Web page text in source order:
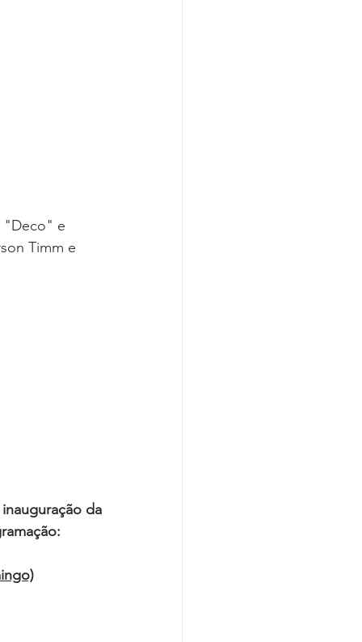
"Deco" e
Timm e
da